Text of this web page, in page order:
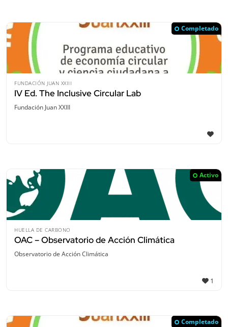
Completado
FUNDACIÓN JUAN XXIII
IV Ed. The Inclusive Circular Lab
Fundación Juan XXIII
Activo
HUELLA DE CARBONO
OAC – Observatorio de Acción Climática
Observatorio de Acción Climática
1
Completado